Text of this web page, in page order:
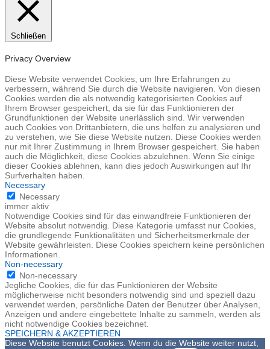
Schließen
Privacy Overview
Diese Website verwendet Cookies, um Ihre Erfahrungen zu
verbessern, während Sie durch die Website navigieren. Von diesen
Cookies werden die als notwendig kategorisierten Cookies auf
Ihrem Browser gespeichert, da sie für das Funktionieren der
Grundfunktionen der Website unerlässlich sind. Wir verwenden
auch Cookies von Drittanbietern, die uns helfen zu analysieren und
zu verstehen, wie Sie diese Website nutzen. Diese Cookies werden
nur mit Ihrer Zustimmung in Ihrem Browser gespeichert. Sie haben
auch die Möglichkeit, diese Cookies abzulehnen. Wenn Sie einige
dieser Cookies ablehnen, kann dies jedoch Auswirkungen auf Ihr
Surfverhalten haben.
Necessary
Necessary
immer aktiv
Notwendige Cookies sind für das einwandfreie Funktionieren der
Website absolut notwendig. Diese Kategorie umfasst nur Cookies,
die grundlegende Funktionalitäten und Sicherheitsmerkmale der
Website gewährleisten. Diese Cookies speichern keine persönlichen
Informationen.
Non-necessary
Non-necessary
Jegliche Cookies, die für das Funktionieren der Website
möglicherweise nicht besonders notwendig sind und speziell dazu
verwendet werden, persönliche Daten der Benutzer über Analysen,
Anzeigen und andere eingebettete Inhalte zu sammeln, werden als
nicht notwendige Cookies bezeichnet.
SPEICHERN & AKZEPTIEREN
Diese Website benutzt Cookies. Wenn du die Website weiter nutzt,